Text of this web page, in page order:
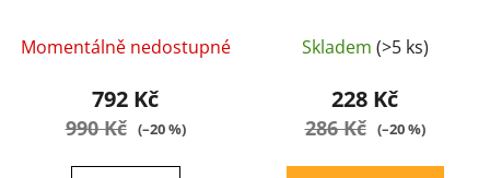
Momentálně nedostupné
792 Kč
990 Kč (–20 %)
Skladem (>5 ks)
228 Kč
286 Kč (–20 %)